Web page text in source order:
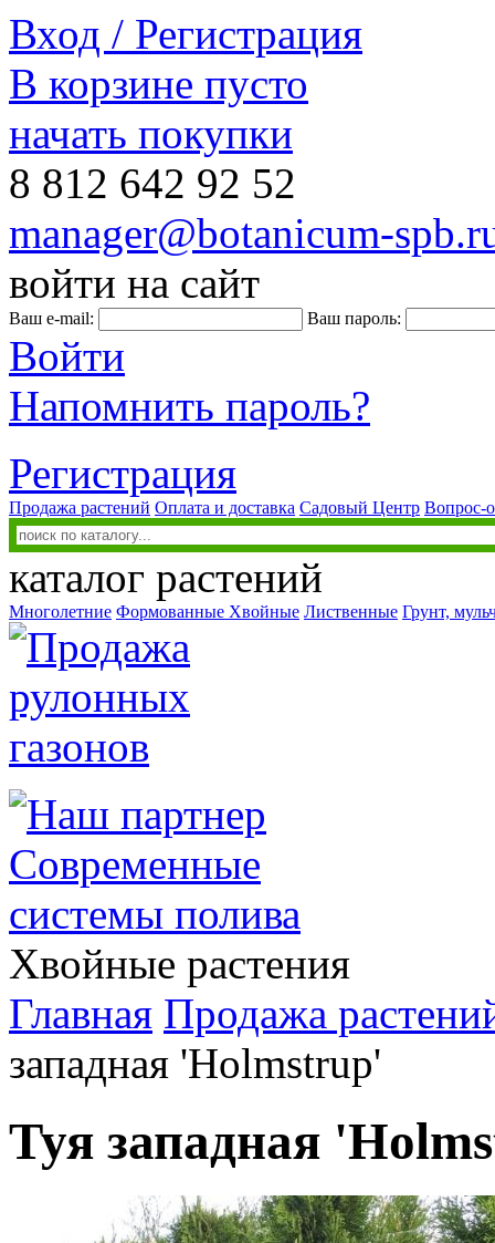
Вход / Регистрация
В корзине пусто
начать покупки
8 812 642 92 52
manager@botanicum-
войти на сайт
Ваш e-mail: Ваш пароль:
Войти
Напомнить пароль?
Регистрация
Продажа растений Оплата и доставка Садовый Центр Вопрос-
каталог растений
Многолетние Формованные Хвойные Лиственные Грунт,
Хвойные растения
Главная Продажа
западная 'Holmstrup'
Туя западная